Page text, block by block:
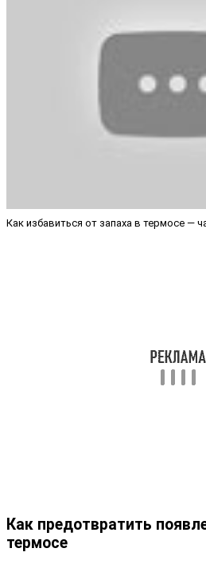
Как избавиться от запаха в термосе —
Как предотвратить
термосе